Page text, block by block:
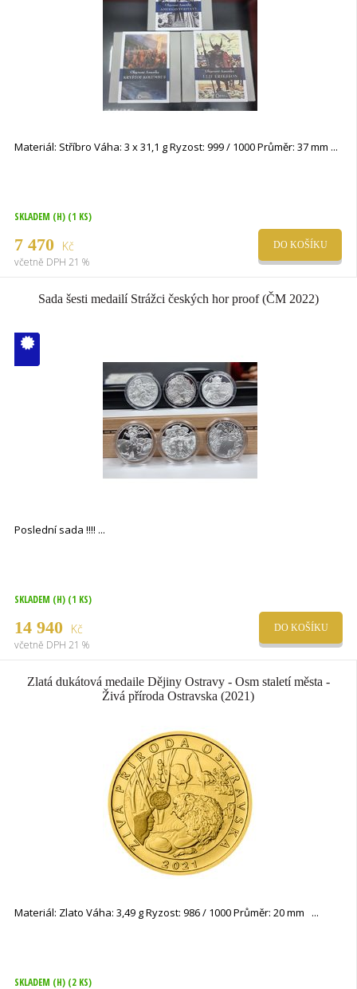
Materiál: Stříbro Váha: 3 x 31,1 g Ryzost: 999 / 1000 Průměr: 37 mm
SKLADEM (H) (1 KS)
7 470 Kč
včetně DPH 21 %
DO KOŠÍKU
Sada šesti medailí Strážci českých hor proof (ČM 2022)
V ČM zcela
Poslední sada !!!!
SKLADEM (H) (1 KS)
14 940 Kč
včetně DPH 21 %
DO KOŠÍKU
Zlatá dukátová medaile Dějiny Ostravy - Osm staletí města -
Živá příroda Ostravska (2021)
Materiál: Zlato Váha: 3,49 g Ryzost: 986 / 1000 Průměr: 20 mm
SKLADEM (H) (2 KS)